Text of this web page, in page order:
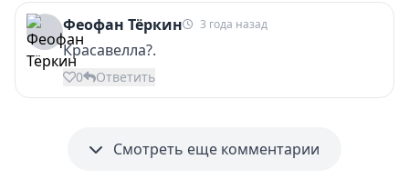
Феофан Тёркин 3 года назад
Красавелла?.
0 Ответить
Смотреть еще комментарии